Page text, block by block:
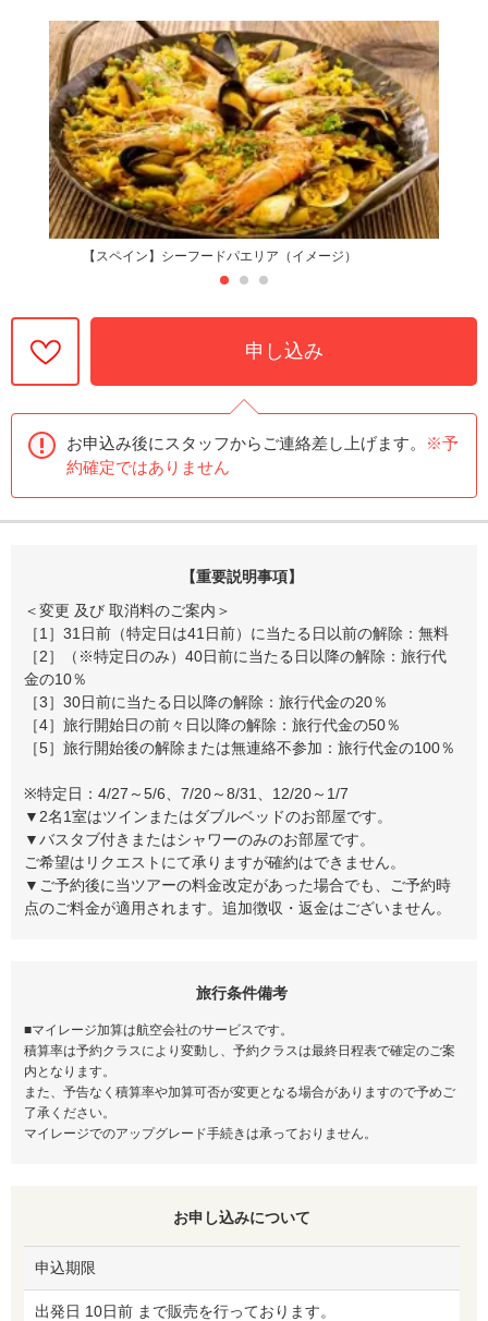
【スペイン】シーフードパエリア（イメージ）
申し込み
お申込み後にスタッフからご連絡差し上げます。
※予
約確定ではありません
【重要説明事項】
＜変更 及び 取消料のご案内＞
［1］31日前（特定日は41日前）に当たる日以前の解除：無料
［2］（※特定日のみ）40日前に当たる日以降の解除：旅行代
金の10％
［3］30日前に当たる日以降の解除：旅行代金の20％
［4］旅行開始日の前々日以降の解除：旅行代金の50％
［5］旅行開始後の解除または無連絡不参加：旅行代金の100％
※特定日：4/27～5/6、7/20～8/31、12/20～1/7
▼2名1室はツインまたはダブルベッドのお部屋です。
▼バスタブ付きまたはシャワーのみのお部屋です。
ご希望はリクエストにて承りますが確約はできません。
▼ご予約後に当ツアーの料金改定があった場合でも、ご予約時
点のご料金が適用されます。追加徴収・返金はございません。
旅行条件備考
■マイレージ加算は航空会社のサービスです。
積算率は予約クラスにより変動し、予約クラスは最終日程表で確定のご案
内となります。
また、予告なく積算率や加算可否が変更となる場合がありますので予めご
了承ください。
マイレージでのアップグレード手続きは承っておりません。
お申し込みについて
申込期限
出発日 10日前 まで販売を行っております。